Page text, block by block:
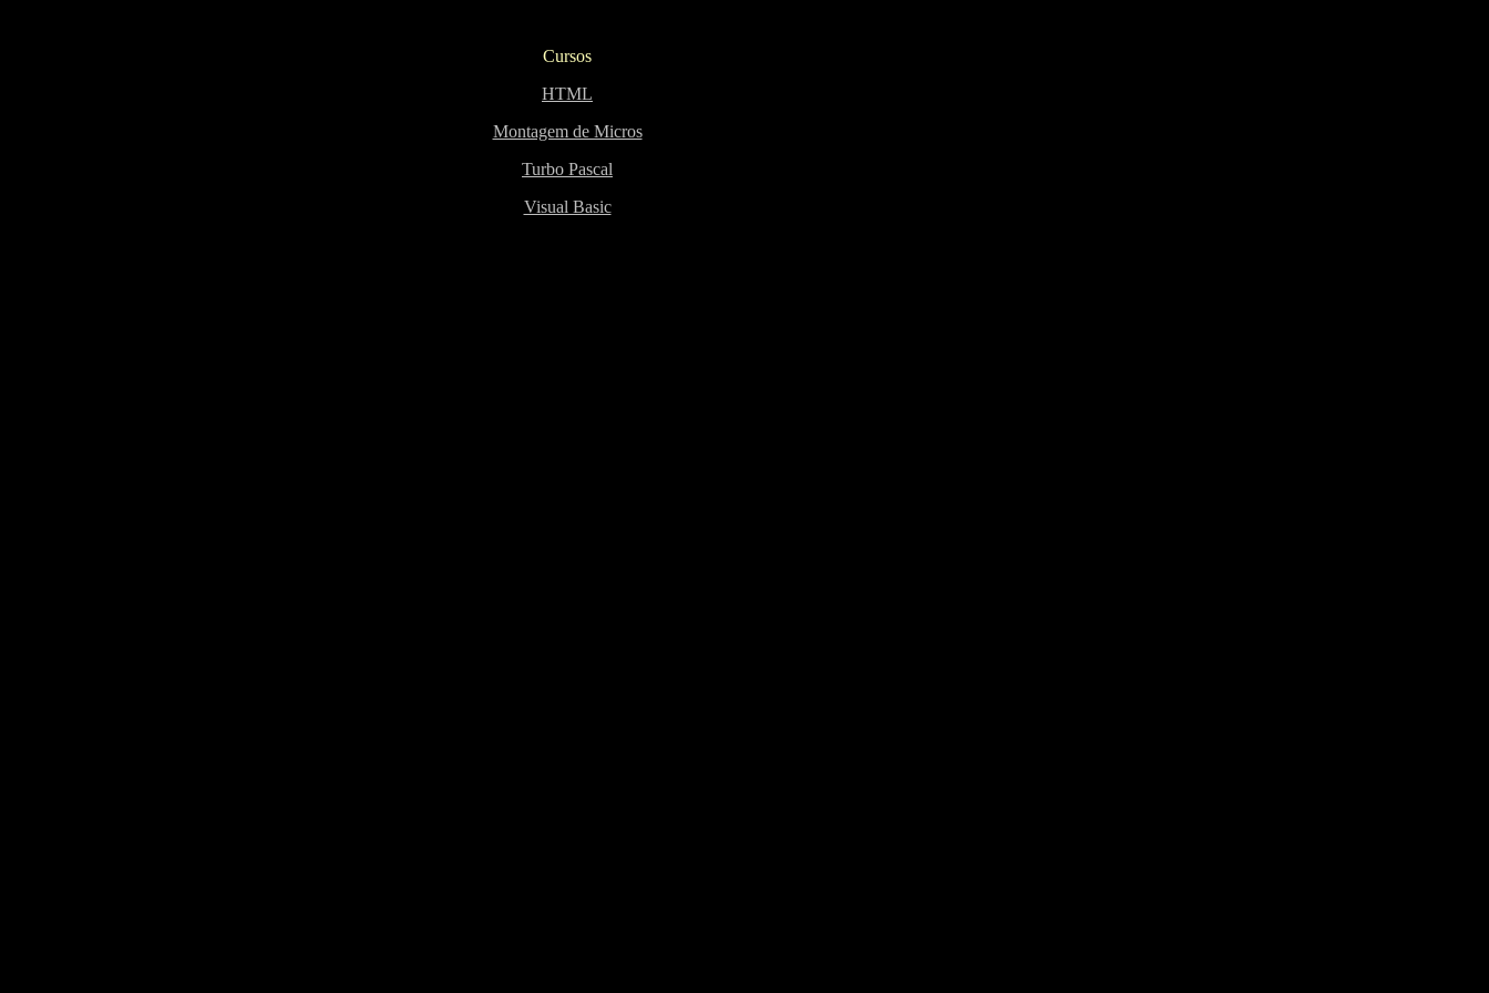
Cursos
HTML
Montagem de Micros
Turbo Pascal
Visual Basic